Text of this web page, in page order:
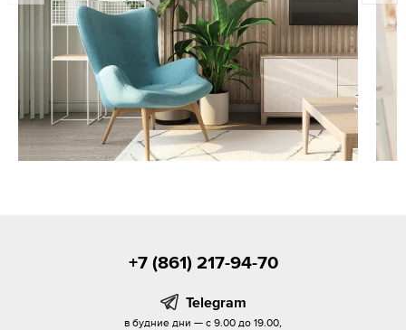
+7 (861) 217-94-70
Telegram
в будние дни — с 9.00 до 19.00,